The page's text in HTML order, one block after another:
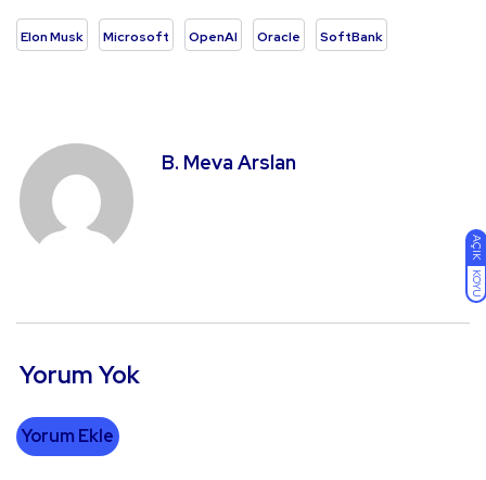
AÇIK
KOYU
Elon Musk Microsoft OpenAI Oracle SoftBank
B. Meva Arslan
Yorum Yok
Yorum Ekle